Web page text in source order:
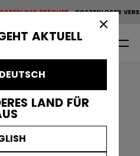
AKTUELL
LAND FÜR
anhalten.
RETOURE KOSTENLOSER
200 EURO KOSTENLOSE
0